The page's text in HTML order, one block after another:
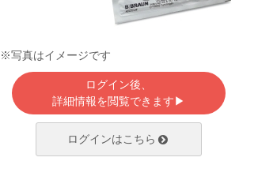
※写真はイメージです
ログイン後、
詳細情報を閲覧できます▶
ログインはこちら